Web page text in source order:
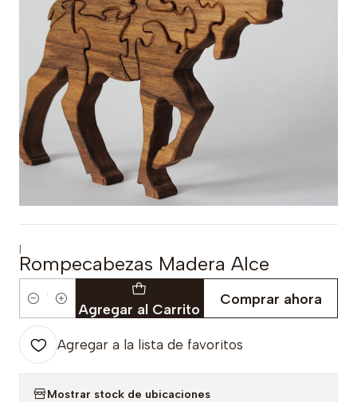
|
Rompecabezas Madera Alce
Cantidad Agregar al Carrito
Comprar ahora
Agregar a la lista de favoritos
Mostrar stock de ubicaciones